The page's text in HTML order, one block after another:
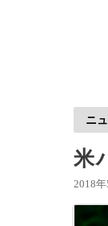
ニ
米
2018